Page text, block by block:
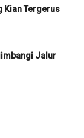
Kian Tergerus
Jalur